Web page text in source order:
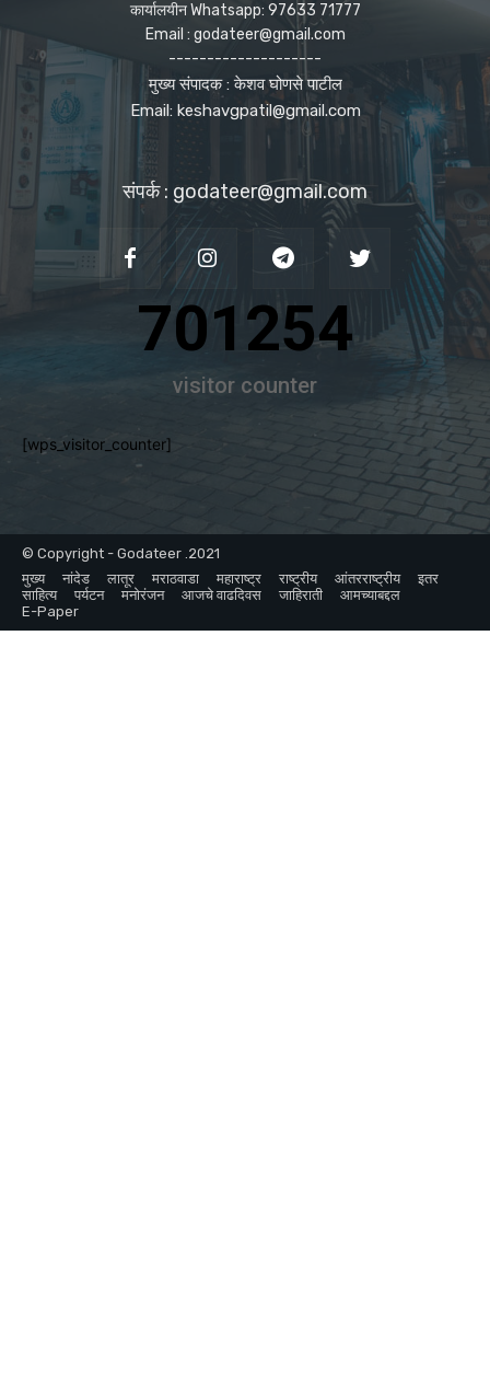
कार्यालयीन Whatsapp: 97633 71777
Email : godateer@gmail.com
--------------------
मुख्य संपादक : केशव घोणसे पाटील
Email: keshavgpatil@gmail.com
संपर्क : godateer@gmail.com
701254
visitor counter
[wps_visitor_counter]
© Copyright - Godateer .2021
मुख्य
नांदेड लातूर मराठवाडा महाराष्ट्र राष्ट्रीय आंतरराष्ट्रीय
इतर
साहित्य
पर्यटन मनोरंजन आजचे वाढदिवस जाहिराती
आमच्याबद्दल
E-Paper